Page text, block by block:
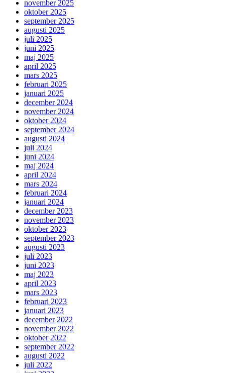
november 2025
oktober 2025
september 2025
augusti 2025
juli 2025
juni 2025
maj 2025
april 2025
mars 2025
februari 2025
januari 2025
december 2024
november 2024
oktober 2024
september 2024
augusti 2024
juli 2024
juni 2024
maj 2024
april 2024
mars 2024
februari 2024
januari 2024
december 2023
november 2023
oktober 2023
september 2023
augusti 2023
juli 2023
juni 2023
maj 2023
april 2023
mars 2023
februari 2023
januari 2023
december 2022
november 2022
oktober 2022
september 2022
augusti 2022
juli 2022